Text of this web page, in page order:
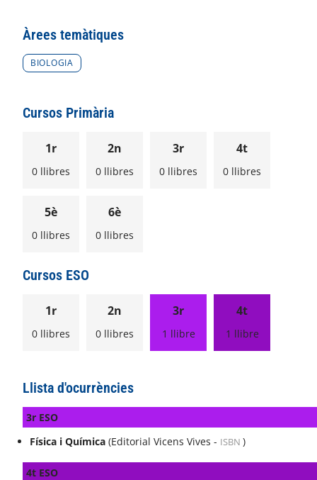
Àrees temàtiques
BIOLOGIA
Cursos Primària
1r
0 llibres
2n
0 llibres
3r
0 llibres
4t
0 llibres
5è
0 llibres
6è
0 llibres
Cursos ESO
1r
0 llibres
2n
0 llibres
3r
1 llibre
4t
1 llibre
Llista d'ocurrències
3r ESO
Física i Química (Editorial Vicens Vives - ISBN )
4t ESO